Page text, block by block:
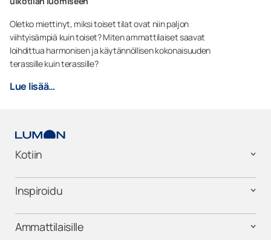
Oletko miettinyt, miksi toiset tilat ovat niin paljon
viihtyisämpiä kuin toiset? Miten ammattilaiset saavat
loihdittua harmonisen ja käytännöllisen kokonaisuuden
terassille kuin terassille?
Lue lisää…
Kotiin
Inspiroidu
Ammattilaisille